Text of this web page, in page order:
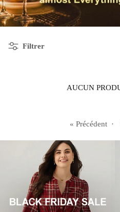
Filtrer
AUCUN
« Précédent ·